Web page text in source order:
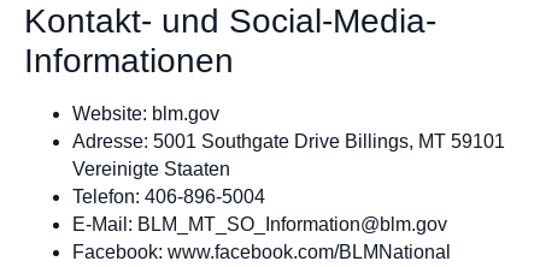
Kontakt- und Social-Media-
Informationen
Website: blm.gov
Adresse: 5001 Southgate Drive Billings, MT 59101
Vereinigte Staaten
Telefon: 406-896-5004
E-Mail: BLM_MT_SO_Information@blm.gov
Facebook: www.facebook.com/BLMNational